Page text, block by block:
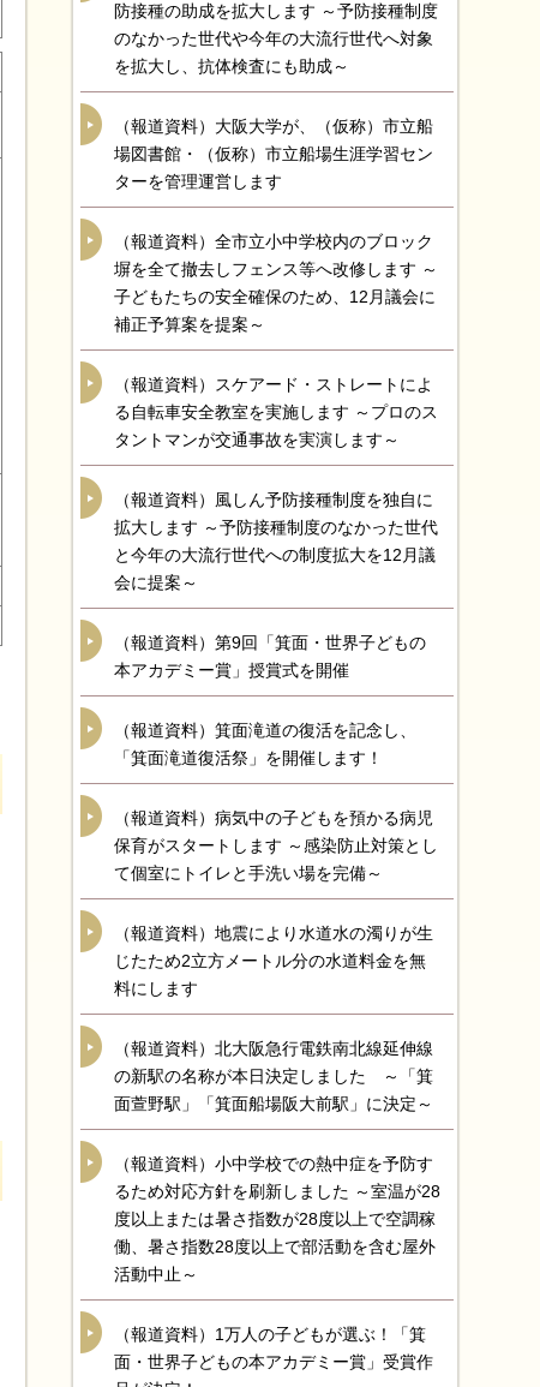
防接種の助成を拡大します ～予防接種制度
のなかった世代や今年の大流行世代へ対象
を拡大し、抗体検査にも助成～
（報道資料）大阪大学が、（仮称）市立船
場図書館・（仮称）市立船場生涯学習セン
ターを管理運営します
（報道資料）全市立小中学校内のブロック
塀を全て撤去しフェンス等へ改修します ～
子どもたちの安全確保のため、12月議会に
補正予算案を提案～
（報道資料）スケアード・ストレートによ
る自転車安全教室を実施します ～プロのス
タントマンが交通事故を実演します～
（報道資料）風しん予防接種制度を独自に
拡大します ～予防接種制度のなかった世代
と今年の大流行世代への制度拡大を12月議
会に提案～
（報道資料）第9回「箕面・世界子どもの
本アカデミー賞」授賞式を開催
（報道資料）箕面滝道の復活を記念し、
「箕面滝道復活祭」を開催します！
（報道資料）病気中の子どもを預かる病児
保育がスタートします ～感染防止対策とし
て個室にトイレと手洗い場を完備～
（報道資料）地震により水道水の濁りが生
じたため2立方メートル分の水道料金を無
料にします
（報道資料）北大阪急行電鉄南北線延伸線
の新駅の名称が本日決定しました ～「箕
面萱野駅」「箕面船場阪大前駅」に決定～
（報道資料）小中学校での熱中症を予防す
るため対応方針を刷新しました ～室温が28
度以上または暑さ指数が28度以上で空調稼
働、暑さ指数28度以上で部活動を含む屋外
活動中止～
（報道資料）1万人の子どもが選ぶ！「箕
面・世界子どもの本アカデミー賞」受賞作